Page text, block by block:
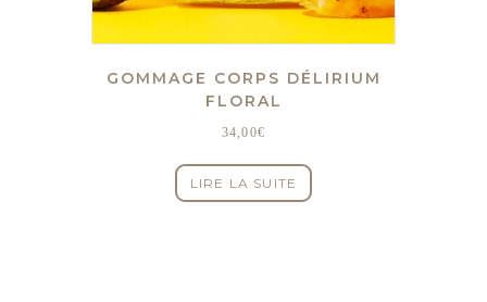
GOMMAGE CORPS DÉLIRIUM
FLORAL
34,00€
LIRE LA SUITE